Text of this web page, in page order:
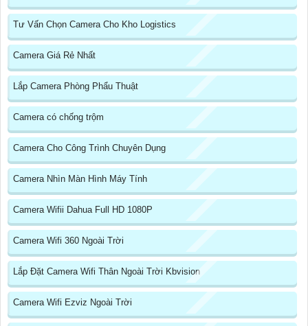
Tư Vấn Chọn Camera Cho Kho Logistics
Camera Giá Rẻ Nhất
Lắp Camera Phòng Phẩu Thuật
Camera có chống trộm
Camera Cho Công Trình Chuyên Dụng
Camera Nhìn Màn Hình Máy Tính
Camera Wifii Dahua Full HD 1080P
Camera Wifi 360 Ngoài Trời
Lắp Đặt Camera Wifi Thân Ngoài Trời Kbvision
Camera Wifi Ezviz Ngoài Trời